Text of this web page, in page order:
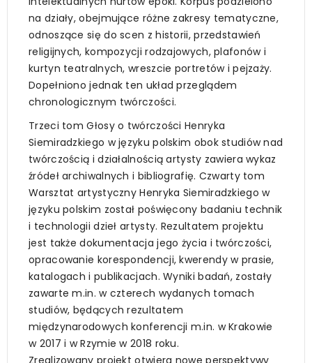
na działy, obejmujące różne zakresy tematyczne,
odnoszące się do scen z historii, przedstawień
religijnych, kompozycji rodzajowych, plafonów i
kurtyn teatralnych, wreszcie portretów i pejzaży.
Dopełniono jednak ten układ przeglądem
chronologicznym twórczości.
Trzeci tom Głosy o twórczości Henryka
Siemiradzkiego w języku polskim obok studiów nad
twórczością i działalnością artysty zawiera wykaz
źródeł archiwalnych i bibliografię. Czwarty tom
Warsztat artystyczny Henryka Siemiradzkiego w
języku polskim został poświęcony badaniu technik
i technologii dzieł artysty. Rezultatem projektu
jest także dokumentacja jego życia i twórczości,
opracowanie korespondencji, kwerendy w prasie,
katalogach i publikacjach. Wyniki badań, zostały
zawarte m.in. w czterech wydanych tomach
studiów, będących rezultatem
międzynarodowych konferencji m.in. w Krakowie
w 2017 i w Rzymie w 2018 roku.
Zrealizowany projekt otwiera nowe perspektywy